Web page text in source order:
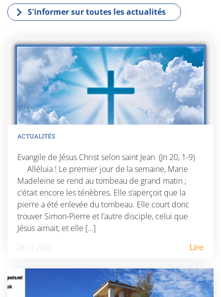
S'informer sur toutes les actualités
ACTUALITÉS
Evangile de Jésus Christ selon saint Jean (Jn 20, 1-9)
Alléluia ! Le premier jour de la semaine, Marie
Madeleine se rend au tombeau de grand matin ;
c’était encore les ténèbres. Elle s’aperçoit que la
pierre a été enlevée du tombeau. Elle court donc
trouver Simon-Pierre et l’autre disciple, celui que
Jésus aimait, et elle […]
28.11.2020 Lire